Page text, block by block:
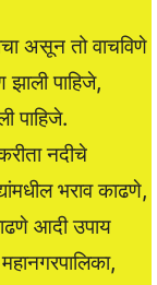
असून तो वाचविणे
पाहिजे,
पाहिजे.
नदीचे
भराव काढणे,
आदी उपाय